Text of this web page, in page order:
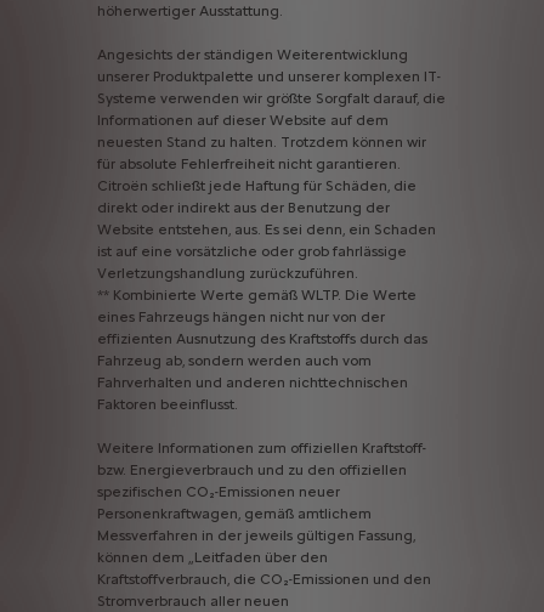
höherwertiger Ausstattung.
Angesichts der ständigen Weiterentwicklung
unserer Produktpalette und unserer komplexen IT-
Systeme verwenden wir größte Sorgfalt darauf, die
Informationen auf dieser Website auf dem
neuesten Stand zu halten. Trotzdem können wir
für absolute Fehlerfreiheit nicht garantieren.
Citroën schließt jede Haftung für Schäden, die
direkt oder indirekt aus der Benutzung der
Website entstehen, aus. Es sei denn, ein Schaden
ist auf eine vorsätzliche oder grob fahrlässige
Verletzungshandlung zurückzuführen.
** Kombinierte Werte gemäß WLTP. Die Werte
eines Fahrzeugs hängen nicht nur von der
effizienten Ausnutzung des Kraftstoffs durch das
Fahrzeug ab, sondern werden auch vom
Fahrverhalten und anderen nichttechnischen
Faktoren beeinflusst.
Weitere Informationen zum offiziellen Kraftstoff-
bzw. Energieverbrauch und zu den offiziellen
spezifischen CO₂-Emissionen neuer
Personenkraftwagen, gemäß amtlichem
Messverfahren in der jeweils gültigen Fassung,
können dem „Leitfaden über den
Kraftstoffverbrauch, die CO₂-Emissionen und den
Stromverbrauch aller neuen